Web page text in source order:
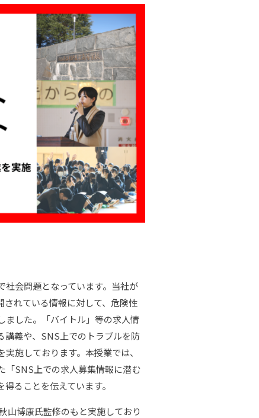
会問題となっています。当社が
れている情報に対して、危険性
ました。「バイトル」等の求人情
講義や、SNS上でのトラブルを防
施しております。本授業では、
「SNS上での求人募集情報に潜む
得ることを伝えています。
山博康氏監修のもと実施しており